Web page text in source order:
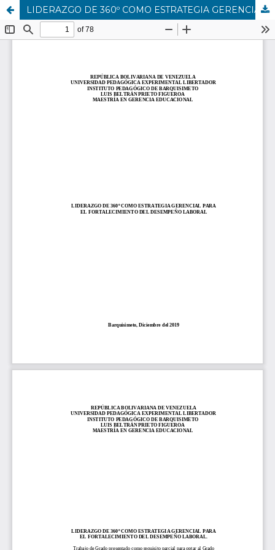
LIDERAZGO DE 360º COMO ESTRATEGIA GERENCIAL PARA EL FORTALECIMIENTO DEL DESEMPEÑO LABORAL